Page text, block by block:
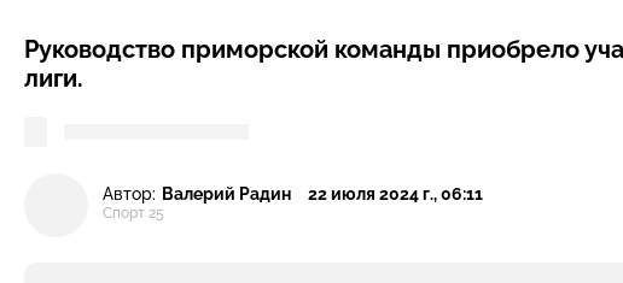
Руководство приморской команды приобрело
лиги.
Автор: Валерий Радин
Спорт 25
22 июля 2024 г., 06:11